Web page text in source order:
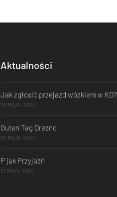
Aktualności
Jak zgłosić przejazd wózkiem w KD?
29 MAJA, 2024
Guten Tag Drezno!
29 MAJA, 2024
P jak Przyjaźń
21 MAJA, 2024